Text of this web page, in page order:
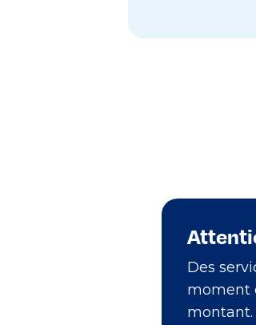
Des
moment
montant.